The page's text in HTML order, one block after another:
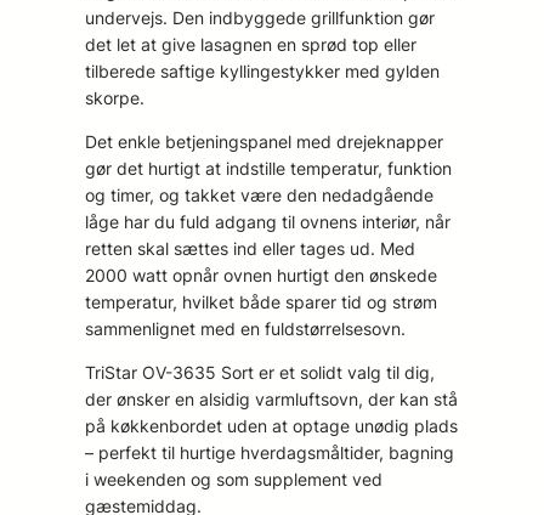
undervejs. Den indbyggede grillfunktion gør
det let at give lasagnen en sprød top eller
tilberede saftige kyllingestykker med gylden
skorpe.
Det enkle betjeningspanel med drejeknapper
gør det hurtigt at indstille temperatur, funktion
og timer, og takket være den nedadgående
låge har du fuld adgang til ovnens interiør, når
retten skal sættes ind eller tages ud. Med
2000 watt opnår ovnen hurtigt den ønskede
temperatur, hvilket både sparer tid og strøm
sammenlignet med en fuldstørrelsesovn.
TriStar OV-3635 Sort er et solidt valg til dig,
der ønsker en alsidig varmluftsovn, der kan stå
på køkkenbordet uden at optage unødig plads
– perfekt til hurtige hverdagsmåltider, bagning
i weekenden og som supplement ved
gæstemiddag.